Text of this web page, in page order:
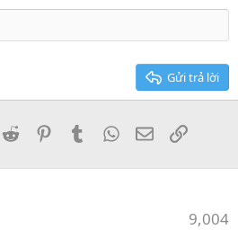
New Roman
Gửi trả lời
Reddit PinterestTumblrWhatsApp
EmailLink
9,004